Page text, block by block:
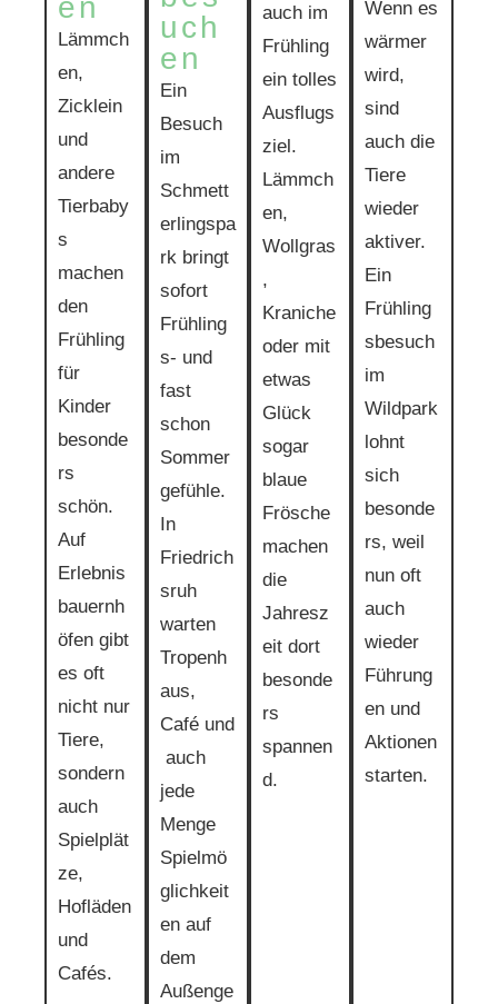
en
Lämmch
en,
Zicklein
und
andere
Tierbaby
s
machen
den
Frühling
für
Kinder
besonde
rs
schön.
Auf
Erlebnis
bauernh
öfen gibt
es oft
nicht nur
Tiere,
sondern
auch
Spielplät
ze,
Hofläden
und
Cafés.
uch
en
Ein
Besuch
im
Schmett
erlingspa
rk bringt
sofort
Frühling
s- und
fast
schon
Sommer
gefühle.
In
Friedrich
sruh
warten
Tropenh
aus,
Café und
auch
jede
Menge
Spielmö
glichkeit
en auf
dem
Außenge
auch im
Frühling
ein tolles
Ausflugs
ziel.
Lämmch
en,
Wollgras
,
Kraniche
oder mit
etwas
Glück
sogar
blaue
Frösche
machen
die
Jahresz
eit dort
besonde
rs
spannen
d.
Wenn es
wärmer
wird,
sind
auch die
Tiere
wieder
aktiver.
Ein
Frühling
sbesuch
im
Wildpark
lohnt
sich
besonde
rs, weil
nun oft
auch
wieder
Führung
en und
Aktionen
starten.